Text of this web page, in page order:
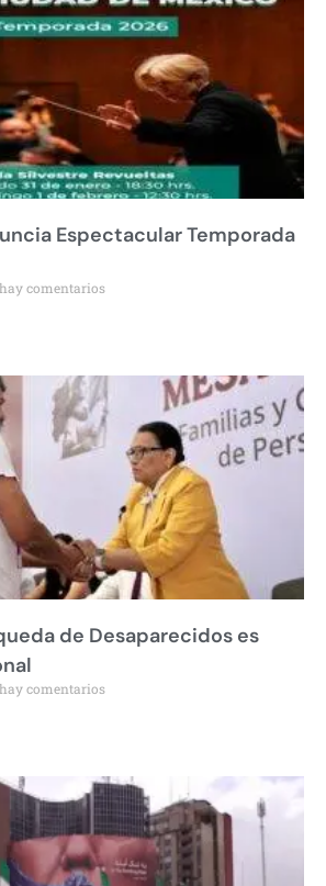
Espectacular Temporada
comentarios
de Desaparecidos es
comentarios